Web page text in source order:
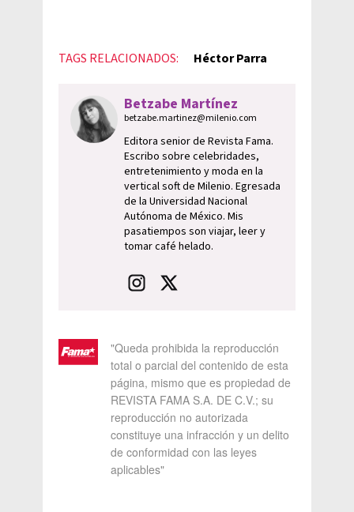
TAGS RELACIONADOS: Héctor Parra
Betzabe Martínez
betzabe.martinez@milenio.com
Editora senior de Revista Fama.
Escribo sobre celebridades,
entretenimiento y moda en la
vertical soft de Milenio. Egresada
de la Universidad Nacional
Autónoma de México. Mis
pasatiempos son viajar, leer y
tomar café helado.
"Queda prohibida la reproducción
total o parcial del contenido de esta
página, mismo que es propiedad de
REVISTA FAMA S.A. DE C.V.; su
reproducción no autorizada
constituye una infracción y un delito
de conformidad con las leyes
aplicables"